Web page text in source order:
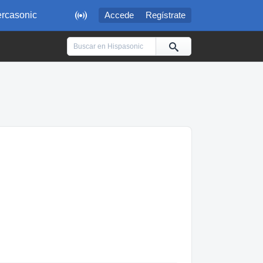
 Accede Regístrate